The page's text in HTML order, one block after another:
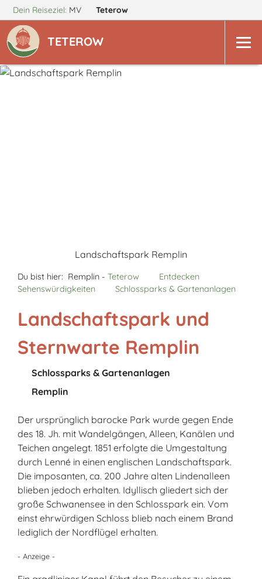
Dein Reiseziel: MV Teterow
TETEROW
Landschaftspark Remplin
Du bist hier: Remplin - Teterow
Entdecken
Sehenswürdigkeiten
Schlossparks & Gartenanlagen
Landschaftspark und
Sternwarte Remplin
Schlossparks & Gartenanlagen
Remplin
Der ursprünglich barocke Park wurde gegen Ende
des 18. Jh. mit Wandelgängen, Alleen, Kanälen und
Teichen angelegt. 1851 erfolgte die Umgestaltung
durch Lenné in einen englischen Landschaftspark.
Die imposanten, ca. 200 Jahre alten Lindenalleen
blieben jedoch erhalten. Idyllisch gliedert sich der
große Schwanensee in den Schlosspark ein. Vom
einst ehrwürdigen Schloss blieb nach einem Brand
lediglich der Nordflügel erhalten.
- Anzeige -